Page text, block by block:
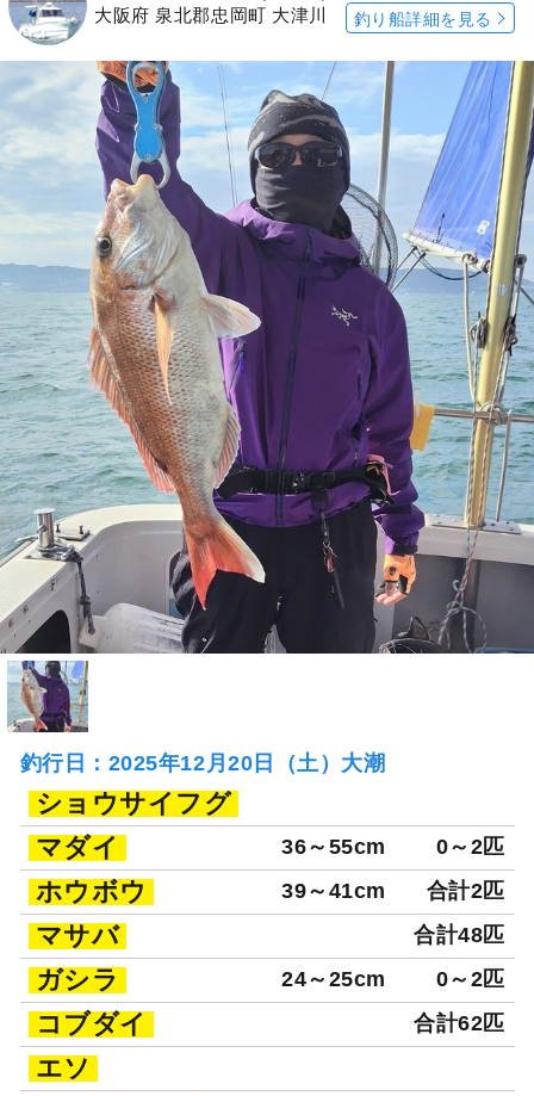
大阪府 泉北郡忠岡町 大津川 釣り船詳細を見る
釣行日：2025年12月20日（土）大潮
ショウサイフグ
マダイ
36～55cm 0～2匹
ホウボウ 39～41cm 合計2匹
マサバ 合計48匹
ガシラ 24～25cm 0～2匹
コブダイ 合計62匹
エソ